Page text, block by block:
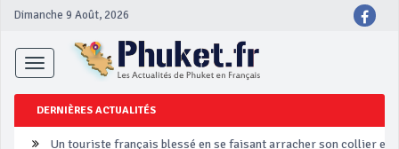
Dimanche 9 Août, 2026
Toggle
navigation
DERNIÈRES ACTUALITÉS
Un touriste français blessé en se faisant arracher son collier en